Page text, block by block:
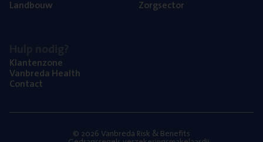
Land­bouw
Zorg­sec­tor
Klan­ten­zo­ne
Van­b­re­da Health
Con­tact
© 2026 Vanbreda Risk & Benefits